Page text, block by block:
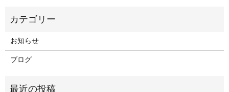
お知らせ
ブログ